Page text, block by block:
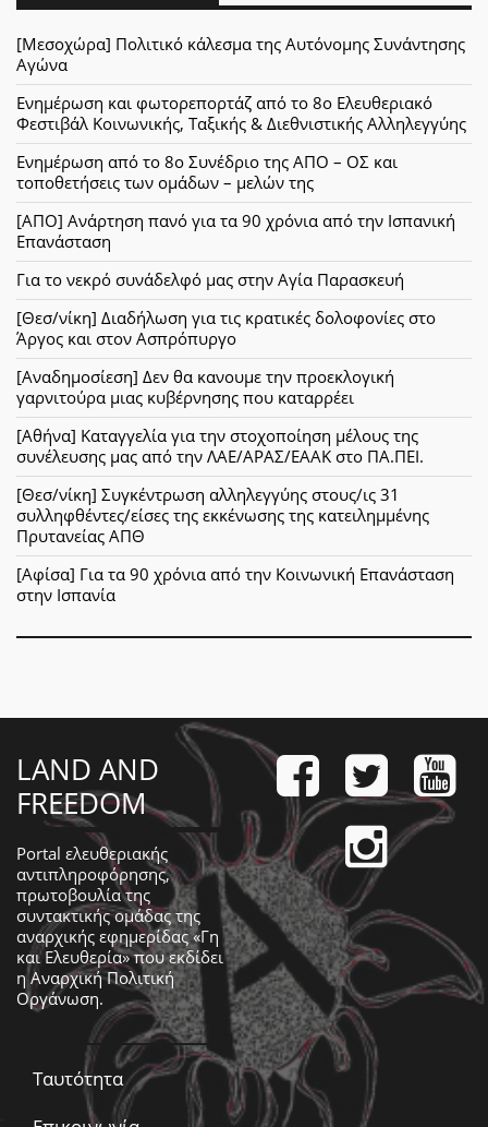
[Μεσοχώρα] Πολιτικό κάλεσμα της Αυτόνομης Συνάντησης
Αγώνα
Ενημέρωση και φωτορεπορτάζ από το 8ο Ελευθεριακό
Φεστιβάλ Κοινωνικής, Ταξικής & Διεθνιστικής Αλληλεγγύης
Ενημέρωση από το 8ο Συνέδριο της ΑΠΟ – ΟΣ και
τοποθετήσεις των ομάδων – μελών της
[ΑΠΟ] Ανάρτηση πανό για τα 90 χρόνια από την Ισπανική
Επανάσταση
Για το νεκρό συνάδελφό μας στην Αγία Παρασκευή
[Θεσ/νίκη] Διαδήλωση για τις κρατικές δολοφονίες στο
Άργος και στον Ασπρόπυργο
[Αναδημοσίεση] Δεν θα κανουμε την προεκλογική
γαρνιτούρα μιας κυβέρνησης που καταρρέει
[Αθήνα] Καταγγελία για την στοχοποίηση μέλους της
συνέλευσης μας από την ΛΑΕ/ΑΡΑΣ/ΕΑΑΚ στο ΠΑ.ΠΕΙ.
[Θεσ/νίκη] Συγκέντρωση αλληλεγγύης στους/ις 31
συλληφθέντες/είσες της εκκένωσης της κατειλημμένης
Πρυτανείας ΑΠΘ
[Αφίσα] Για τα 90 χρόνια από την Κοινωνική Επανάσταση
στην Ισπανία
LAND AND
FREEDOM
Portal ελευθεριακής
αντιπληροφόρησης,
πρωτοβουλία της
συντακτικής ομάδας της
αναρχικής εφημερίδας «Γη
και Ελευθερία» που εκδίδει
ηΑναρχική Πολιτική
Οργάνωση.
Ταυτότητα